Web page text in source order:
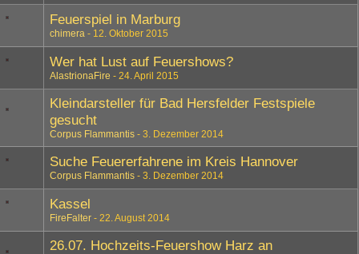
Feuerspiel in Marburg
chimera 12. Oktober 2015
Wer hat Lust auf Feuershows?
AlastrionaFire 24. April 2015
Kleindarsteller für Bad Hersfelder Festspiele
gesucht
Corpus Flammantis 3. Dezember 2014
Suche Feuererfahrene im Kreis Hannover
Corpus Flammantis 3. Dezember 2014
Kassel
FireFalter 22. August 2014
26.07. Hochzeits-Feuershow Harz an